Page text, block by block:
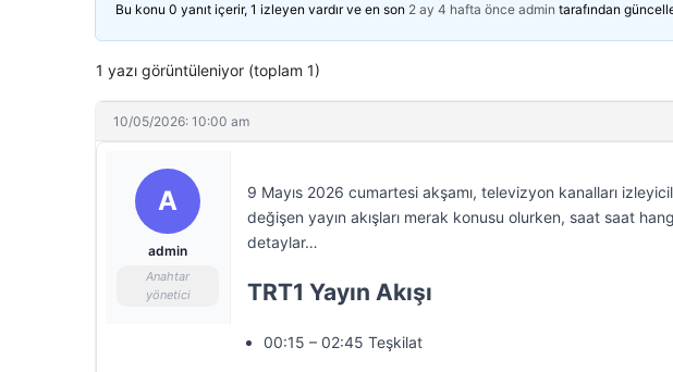
Bu konu 0 yanıt içerir, 1 izleyen vardır ve en son 2 ay 4 hafta önce admin tarafından
1 yazı görüntüleniyor (toplam 1)
10/05/2026: 10:00 am
A
admin
Anahtar
yönetici
9 Mayıs 2026 cumartesi akşamı, televizyon kanalları
değişen yayın akışları merak konusu olurken, saat saat
detaylar…
TRT1 Yayın Akışı
00:15 – 02:45 Teşkilat